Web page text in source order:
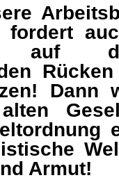
fordert
auf
Dann
Armut!